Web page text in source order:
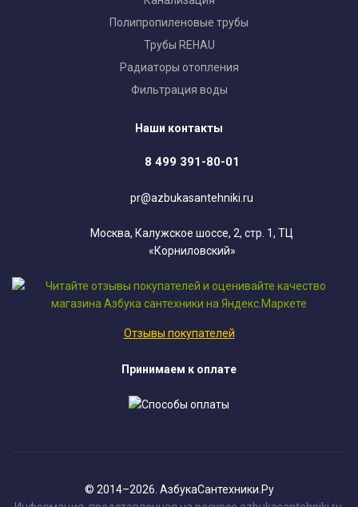
Полипропиленовые трубы
Трубы REHAU
Радиаторы отопления
Фильтрация воды
Наши контакты
8 499 391-80-01
pr@azbukasantehniki.ru
Москва, Калужское шоссе, 2, стр. 1, ТЦ
«Корниловский»
Отзывы покупателей
Принимаем к оплате
© 2014–2026. АзбукаСантехники.Ру